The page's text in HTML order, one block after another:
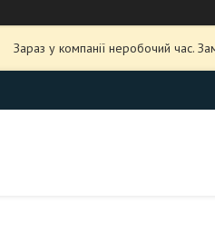
Зараз у компанії неробочий час.